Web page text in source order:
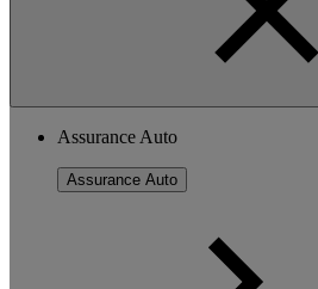
Assurance Auto
Assurance Auto